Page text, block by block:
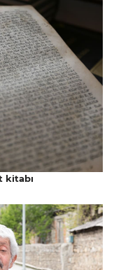
kitabı